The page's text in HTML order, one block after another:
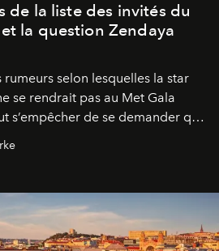
de la liste des invités du
la question Zendaya
rumeurs selon lesquelles la star
se rendrait pas au Met Gala
s’empêcher de se demander qui